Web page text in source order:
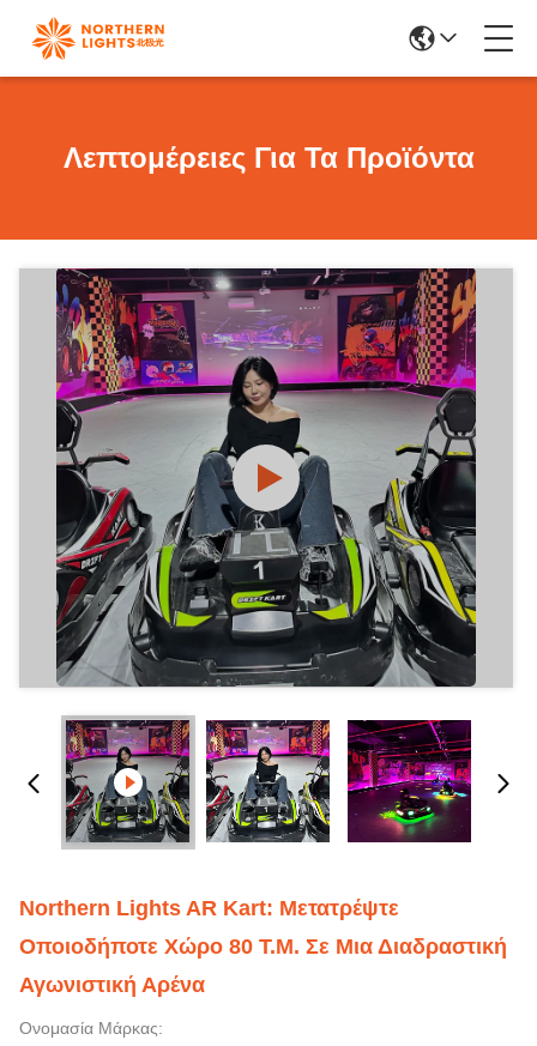
Λεπτομέρειες Για Τα Προϊόντα
Northern Lights AR Kart: Μετατρέψτε
Οποιοδήποτε Χώρο 80 Τ.μ. Σε Μια Διαδραστική
Αγωνιστική Αρένα
Ονομασία Μάρκας: